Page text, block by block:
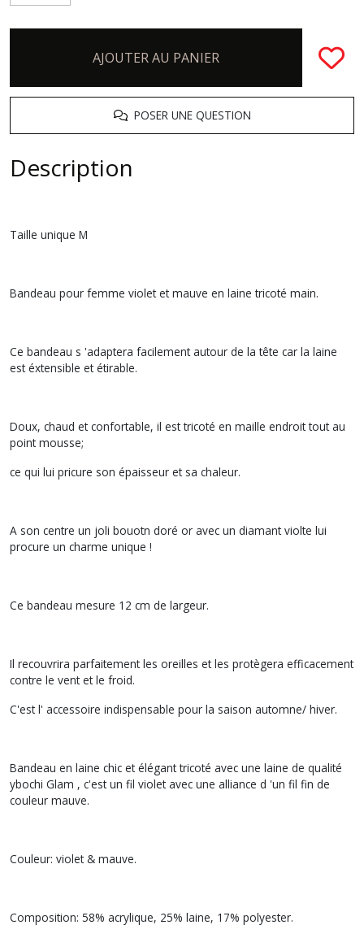
AJOUTER AU PANIER
POSER UNE QUESTION
Description
Taille unique M
Bandeau pour femme violet et mauve en laine tricoté main.
Ce bandeau s 'adaptera facilement autour de la tête car la laine
est éxtensible et étirable.
Doux, chaud et confortable, il est tricoté en maille endroit tout au
point mousse;
ce qui lui pricure son épaisseur et sa chaleur.
A son centre un joli bouotn doré or avec un diamant violte lui
procure un charme unique !
Ce bandeau mesure 12 cm de largeur.
Il recouvrira parfaitement les oreilles et les protègera efficacement
contre le vent et le froid.
C'est l' accessoire indispensable pour la saison automne/ hiver.
Bandeau en laine chic et élégant tricoté avec une laine de qualité
ybochi Glam , c'est un fil violet avec une alliance d 'un fil fin de
couleur mauve.
Couleur: violet & mauve.
Composition: 58% acrylique, 25% laine, 17% polyester.